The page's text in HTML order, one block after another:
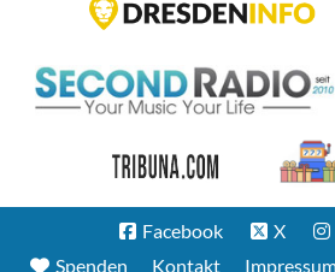
Facebook X
Spenden
Kontakt